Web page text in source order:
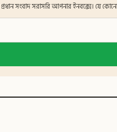
প্রধান সংবাদ সরাসরি আপনার ইনবক্সে। যে